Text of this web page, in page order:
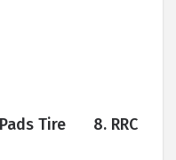
8. RRC